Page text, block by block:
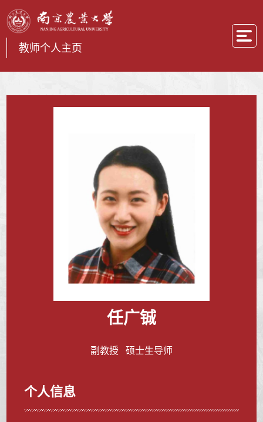
教师个人主页
任广铖
副教授 硕士生导师
个人信息